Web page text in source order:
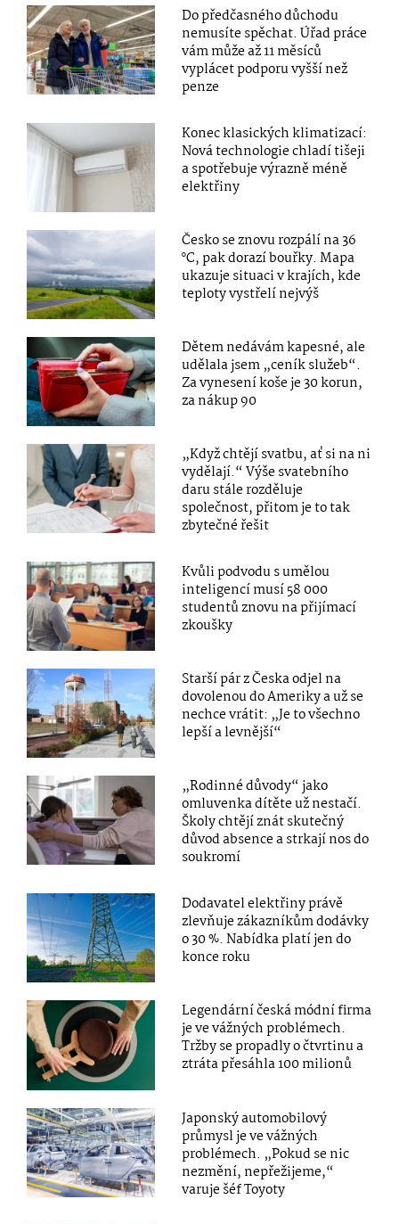
Do předčasného důchodu
nemusíte spěchat. Úřad práce
vám může až 11 měsíců
vyplácet podporu vyšší než
penze
Konec klasických klimatizací:
Nová technologie chladí tišeji
a spotřebuje výrazně méně
elektřiny
Česko se znovu rozpálí na 36
°C, pak dorazí bouřky. Mapa
ukazuje situaci v krajích, kde
teploty vystřelí nejvýš
Dětem nedávám kapesné, ale
udělala jsem „ceník služeb“.
Za vynesení koše je 30 korun,
za nákup 90
„Když chtějí svatbu, ať si na ni
vydělají.“ Výše svatebního
daru stále rozděluje
společnost, přitom je to tak
zbytečné řešit
Kvůli podvodu s umělou
inteligencí musí 58 000
studentů znovu na přijímací
zkoušky
Starší pár z Česka odjel na
dovolenou do Ameriky a už se
nechce vrátit: „Je to všechno
lepší a levnější“
„Rodinné důvody“ jako
omluvenka dítěte už nestačí.
Školy chtějí znát skutečný
důvod absence a strkají nos do
soukromí
Dodavatel elektřiny právě
zlevňuje zákazníkům dodávky
o 30 %. Nabídka platí jen do
konce roku
Legendární česká módní firma
je ve vážných problémech.
Tržby se propadly o čtvrtinu a
ztráta přesáhla 100 milionů
Japonský automobilový
průmysl je ve vážných
problémech. „Pokud se nic
nezmění, nepřežijeme,“
varuje šéf Toyoty